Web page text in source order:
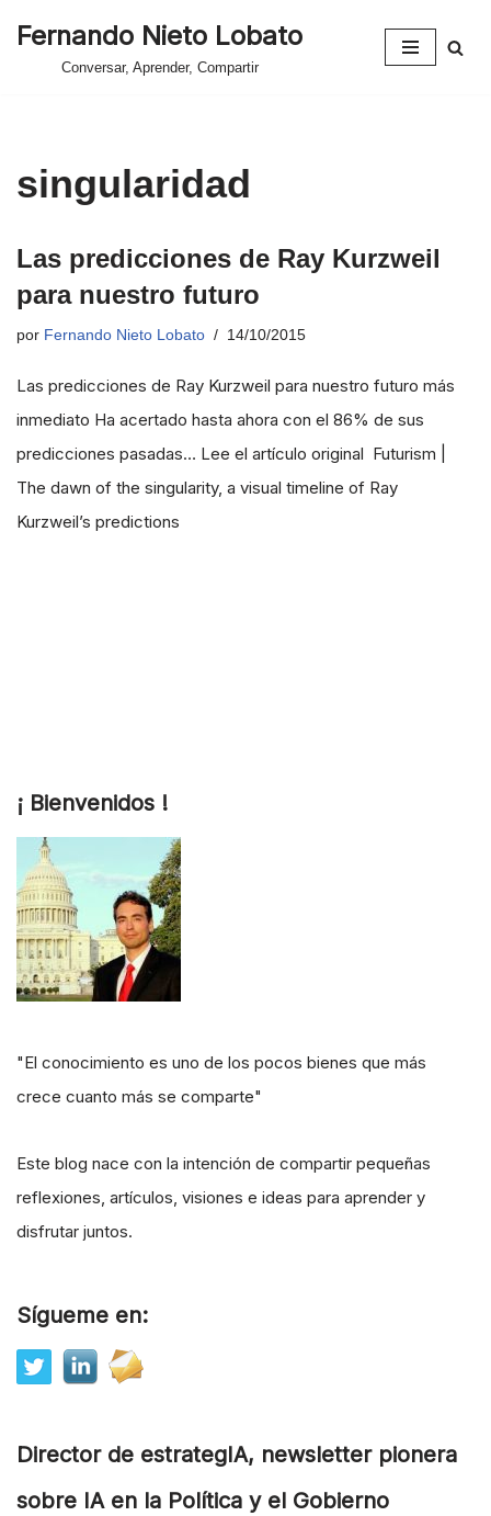
Fernando Nieto Lobato
Conversar, Aprender, Compartir
singularidad
Las predicciones de Ray Kurzweil
para nuestro futuro
por Fernando Nieto Lobato 14/10/2015
Las predicciones de Ray Kurzweil para nuestro futuro más
inmediato Ha acertado hasta ahora con el 86% de sus
predicciones pasadas… Lee el artículo original Futurism |
The dawn of the singularity, a visual timeline of Ray
Kurzweil’s predictions
¡ Bienvenidos !
"El conocimiento es uno de los pocos bienes que más
crece cuanto más se comparte"
Este blog nace con la intención de compartir pequeñas
reflexiones, artículos, visiones e ideas para aprender y
disfrutar juntos.
Sígueme en:
Director de estrategIA, newsletter pionera
sobre IA en la Política y el Gobierno